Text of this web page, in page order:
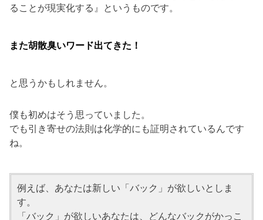
ることが現実化する』というものです。
また胡散臭いワード出てきた！
と思うかもしれません。
僕も初めはそう思っていました。
でも引き寄せの法則は化学的にも証明されているんです
ね。
例えば、あなたは新しい「バック」が欲しいとしま
す。
「バック」が欲しいあなたは、どんなバックがかっこ